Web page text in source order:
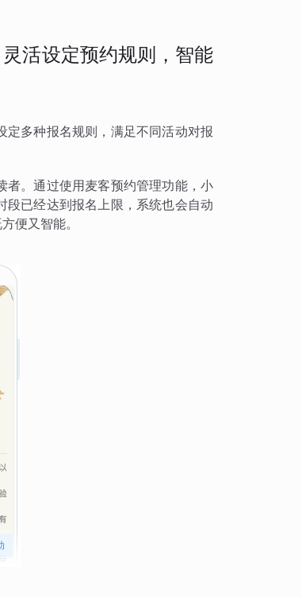
活设定预约规则，智能
多种报名规则，满足不同活动对报
者。通过使用麦客预约管理功能，小
已经达到报名上限，系统也会自动
便又智能。